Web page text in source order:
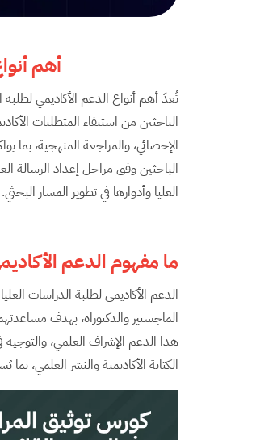
أهم
تُعدّ أهم أنواع الدعم الأكاديمي
الباحثين من استيفاء المتطلبات
الإحصائي، والمراجعة المنهجية، بما
الباحثين وفق مراحل إعداد الرسالة
العليا وأدوارها في تطوير المسار البحثي.
ما مفهوم الدعم
الدعم الأكاديمي لطلبة الدراسات
الماجستير والدكتوراه، بهدف
هذا الدعم الإشراف العلمي، والتوجيه
الكتابة الأكاديمية والنشر العلمي،